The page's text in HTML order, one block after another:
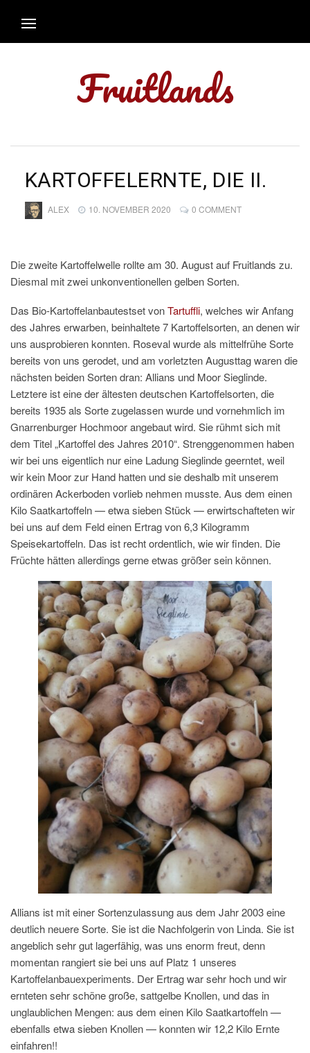
Fruitlands
KARTOFFELERNTE, DIE II.
ALEX 10. NOVEMBER 2020 0 COMMENT
Die zweite Kartoffelwelle rollte am 30. August auf Fruitlands zu.
Diesmal mit zwei unkonventionellen gelben Sorten.
Das Bio-Kartoffelanbautestset vonTartuffli, welches wir Anfang
des Jahres erwarben, beinhaltete 7 Kartoffelsorten, an denen wir
uns ausprobieren konnten. Roseval wurde als mittelfrühe Sorte
bereits von uns gerodet, und am vorletzten Augusttag waren die
nächsten beiden Sorten dran: Allians und Moor Sieglinde.
Letztere ist eine der ältesten deutschen Kartoffelsorten, die
bereits 1935 als Sorte zugelassen wurde und vornehmlich im
Gnarrenburger Hochmoor angebaut wird. Sie rühmt sich mit
dem Titel „Kartoffel des Jahres 2010“. Strenggenommen haben
wir bei uns eigentlich nur eine Ladung Sieglinde geerntet, weil
wir kein Moor zur Hand hatten und sie deshalb mit unserem
ordinären Ackerboden vorlieb nehmen musste. Aus dem einen
Kilo Saatkartoffeln — etwa sieben Stück — erwirtschafteten wir
bei uns auf dem Feld einen Ertrag von 6,3 Kilogramm
Speisekartoffeln. Das ist recht ordentlich, wie wir finden. Die
Früchte hätten allerdings gerne etwas größer sein können.
Allians ist mit einer Sortenzulassung aus dem Jahr 2003 eine
deutlich neuere Sorte. Sie ist die Nachfolgerin von Linda. Sie ist
angeblich sehr gut lagerfähig, was uns enorm freut, denn
momentan rangiert sie bei uns auf Platz 1 unseres
Kartoffelanbauexperiments. Der Ertrag war sehr hoch und wir
ernteten sehr schöne große, sattgelbe Knollen, und das in
unglaublichen Mengen: aus dem einen Kilo Saatkartoffeln —
ebenfalls etwa sieben Knollen — konnten wir 12,2 Kilo Ernte
einfahren!!